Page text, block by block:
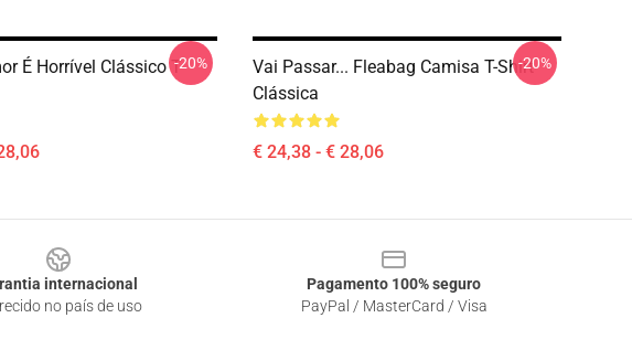
É Horrível Clássico T--20%
Vai Passar... Fleabag Camisa T-Shirt
Clássica
€ 24,38 - € 28,06
-20%
internacional
no país de uso
Pagamento 100% seguro
PayPal / MasterCard / Visa